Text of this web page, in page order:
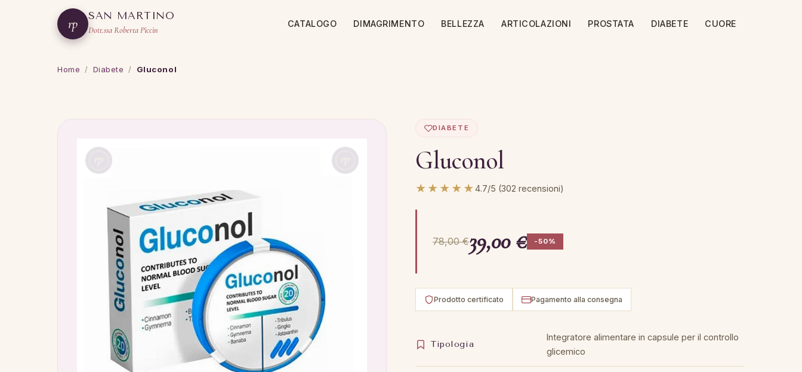
rp SAN MARTINO
Dott.ssa Roberta Piccin
CATALOGO DIMAGRIMENTO BELLEZZA ARTICOLAZIONI PROSTATA DIABETE CUORE
Home / Diabete / Gluconol
DIABETE
Gluconol
★★★★★4.7/5 (302 recensioni)
78,00 €39,00 € -50%
Prodotto certificato Pagamento alla consegna
Tipologia
Integratore alimentare in capsule per il controllo
glicemico